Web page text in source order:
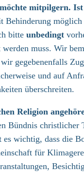
mitpilgern.
möglich
bitte unbedingt
muss. Wir
gegebenenfalls
und auf
überschreiten.
Religion
Bündnis christlicher
wichtig, dass die
für